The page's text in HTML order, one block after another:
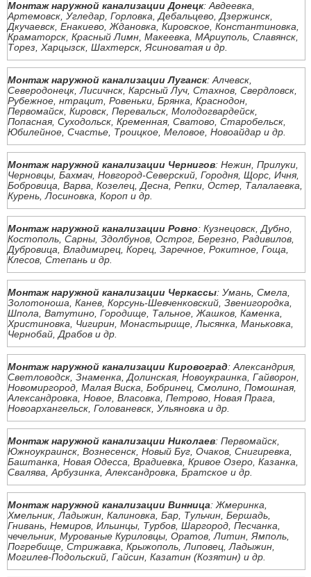
Монтаж наружной канализации Донецк: Авдеевка,
Артемовск, Угледар, Горловка, Дебальцево, Дзержинск,
Дкучаевск, Енакиево, Ждановка, Кировское, Константиновка,
Краматорск, Красный Лимн, Макеевка, МАриуполь, Славянск,
Торез, Харцызск, Шахтерск, Ясиноватая и др.
Монтаж наружной канализации Луганск: Алчевск,
Северодонецк, Лисичнск, Карсный Луч, Стахнов, Свердловск,
Рубежное, нтрацит, Ровеньки, Брянка, Краснодон,
Первомайск, Кировск, Перевальск, Молодогвардейск,
Попасная, Суходольск, Кременная, Сватово, Старобельск,
Юбилейное, Счастье, Троицкое, Меловое, Новоайдар и др.
Монтаж наружной канализации Чернигов: Нежин, Прилуки,
Черновцы, Бахмач, Новгород-Северский, Городня, Щорс, Ичня,
Бобровица, Варва, Козелец, Десна, Репки, Остер, Талалаевка,
Курень, Лосиновка, Короп и др.
Монтаж наружной канализации Ровно: Кузнецовск, Дубно,
Костополь, Сарны, Здолбунов, Острог, Березно, Радивилов,
Дубровица, Владимирец, Корец, Заречное, Рокитное, Гоща,
Клесов, Степань и др.
Монтаж наружной канализации Черкассы: Умань, Смела,
Золотоноша, Канев, Корсунь-Шевченковский, Звенигородка,
Шпола, Ватутино, Городище, Тальное, Жашков, Каменка,
Христиновка, Чигирин, Монастырище, Лысянка, Маньковка,
Чернобай, Драбов и др.
Монтаж наружной канализации Кировоград: Александрия,
Светловодск, Знаменка, Долинская, Новоукраинка, Гайворон,
Новомиргород, Малая Виска, Бобринец, Смолино, Помошная,
Александровка, Новое, Власовка, Петрово, Новая Прага,
Новоархангельск, Голованевск, Ульяновка и др.
Монтаж наружной канализации Николаев: Первомайск,
Южноукраинск, Вознесенск, Новый Буг, Очаков, Снигиревка,
Баштанка, Новая Одесса, Врадиевка, Кривое Озеро, Казанка,
Свалява, Арбузинка, Александровка, Братское и др.
Монтаж наружной канализации Винница: Жмеринка,
Хмельник, Ладыжин, Калиновка, Бар, Тульчин, Бершадь,
Гнивань, Немиров, Ильинцы, Турбов, Шаргород, Песчанка,
чечельник, Мурованые Куриловцы, Оратов, Литин, Ямполь,
Погребище, Стрижавка, Крыжополь, Липовец, Ладыжин,
Могилев-Подольский, Гайсин, Казатин (Козятин) и др.